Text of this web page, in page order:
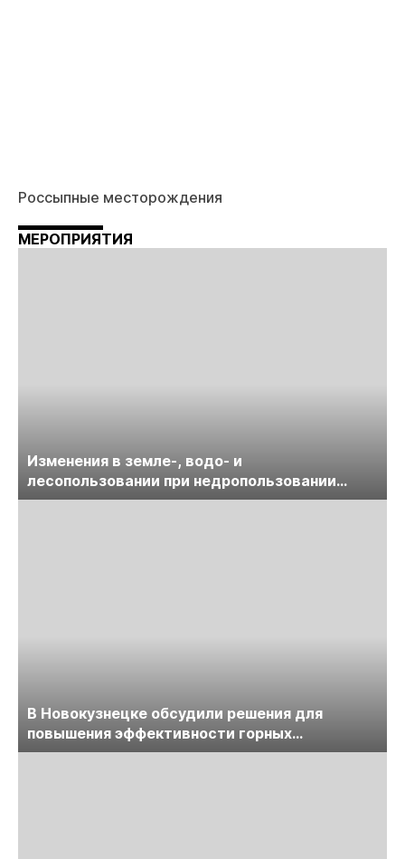
Россыпные месторождения
МЕРОПРИЯТИЯ
Изменения в земле-, водо- и
лесопользовании при недропользовании
обсудят на семинаре «ПравоТЭК»
В Новокузнецке обсудили решения для
повышения эффективности горных
предприятий